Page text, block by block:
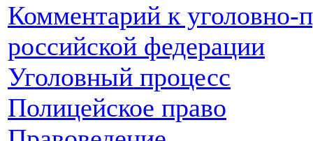
Комментарий к уголовно-
российской федерации
Уголовный процесс
Полицейское право